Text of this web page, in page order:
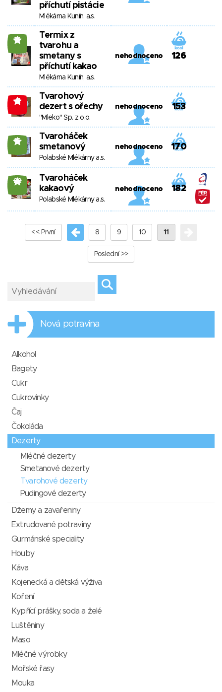
příchutí pistácie
Mlékárna Kunín, a.s.
16
Termix z
tvarohu a
smetany s
příchutí kakao
Mlékárna Kunín, a.s.
nehodnoceno 126
-2
Tvarohový
dezert s ořechy
"Mleko" Sp. z o.o.
nehodnoceno 153
16
Tvaroháček
smetanový
Polabské Mlékárny a.s.
nehodnoceno 170
22
Tvaroháček
kakaový
Polabské Mlékárny a.s.
nehodnoceno 182
<< První 8 9 10 11
Poslední >>
Nová potravina
Alkohol
Bagety
Cukr
Cukrovinky
Čaj
Čokoláda
Dezerty
Mléčné dezerty
Smetanové dezerty
Tvarohové dezerty
Pudingové dezerty
Džemy a zavařeniny
Extrudované potraviny
Gurmánské speciality
Houby
Káva
Kojenecká a dětská výživa
Koření
Kypřící prášky, soda a želé
Luštěniny
Maso
Mléčné výrobky
Mořské řasy
Mouka